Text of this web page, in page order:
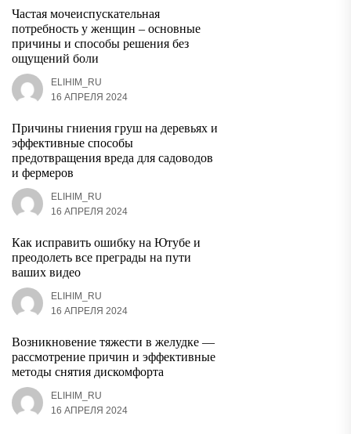
Частая мочеиспускательная
потребность у женщин – основные
причины и способы решения без
ощущений боли
ELIHIM_RU
16 АПРЕЛЯ 2024
Причины гниения груш на деревьях и
эффективные способы
предотвращения вреда для садоводов
и фермеров
ELIHIM_RU
16 АПРЕЛЯ 2024
Как исправить ошибку на Ютубе и
преодолеть все преграды на пути
ваших видео
ELIHIM_RU
16 АПРЕЛЯ 2024
Возникновение тяжести в желудке —
рассмотрение причин и эффективные
методы снятия дискомфорта
ELIHIM_RU
16 АПРЕЛЯ 2024